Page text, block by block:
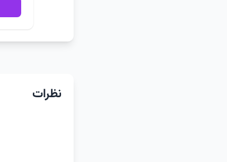
نظرات